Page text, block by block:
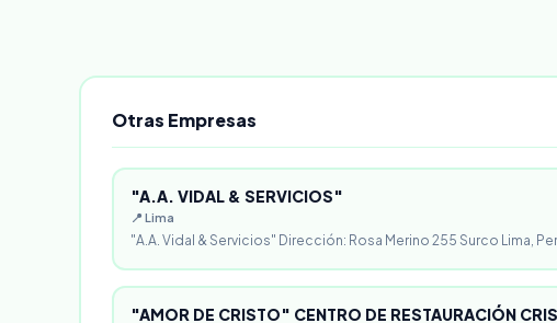
Otras Empresas
"A.A. VIDAL & SERVICIOS"
📍 Lima
"A.A. Vidal & Servicios" Dirección: Rosa Merino 255 Surco Lima,
"AMOR DE CRISTO" CENTRO DE RESTAURACIÓN